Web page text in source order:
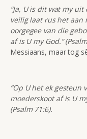
“Ja, U is dit wat my
veilig laat rus het aan
oorgegee van die
af is U my God.”
Messiaans, maar tog
“Op U het ek gesteun
moederskoot af is U
(Psalm 71:6).